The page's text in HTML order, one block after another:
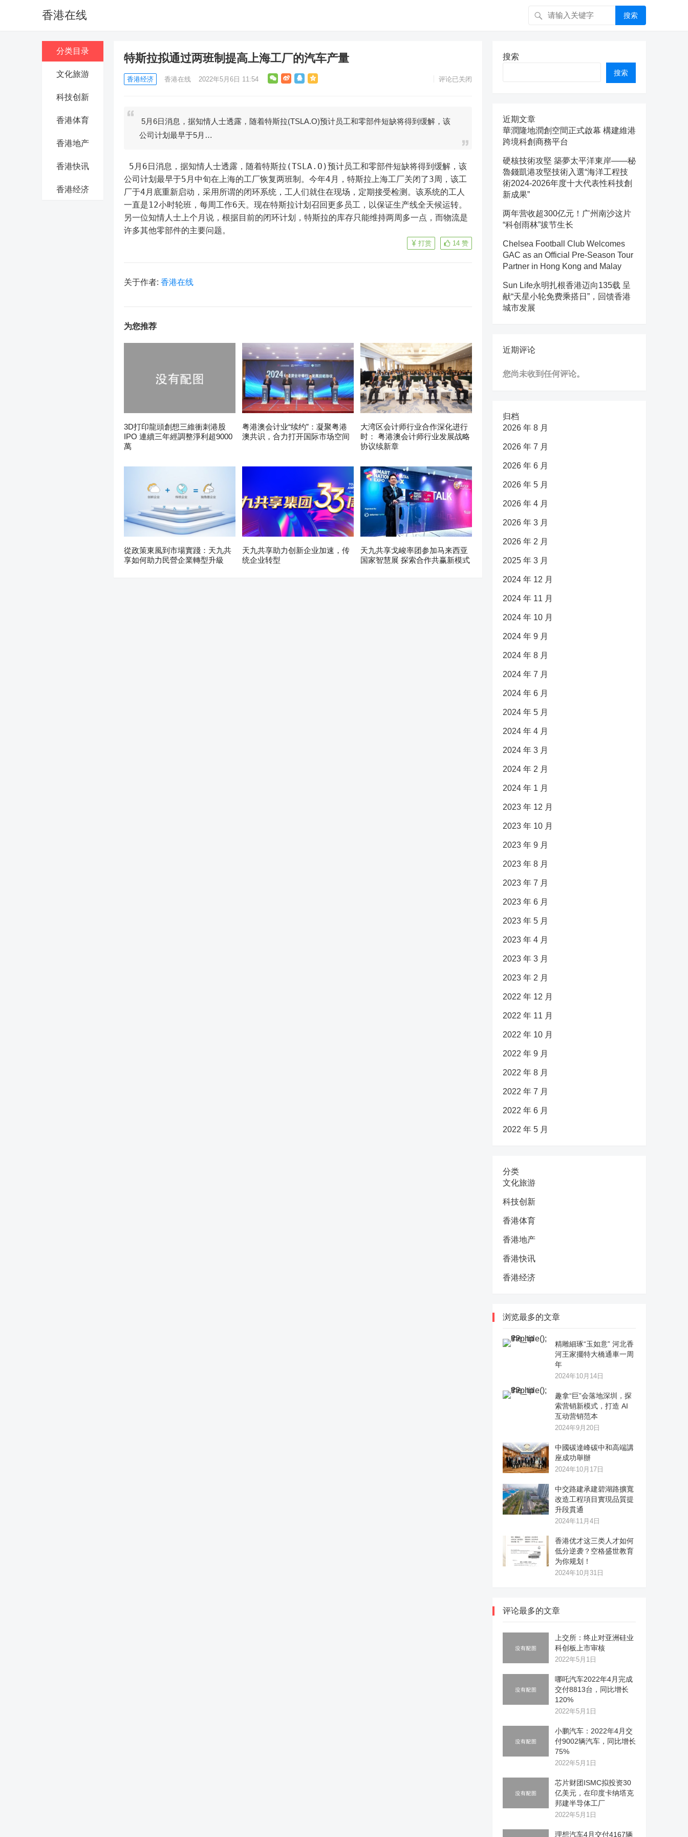
香港在线 搜索
分类目录
文化旅游
科技创新
香港体育
香港地产
香港快讯
香港经济
特斯拉拟通过两班制提高上海工厂的汽车产量
香港经济 香港在线 2022年5月6日 11:54 评论已关闭
5月6日消息，据知情人士透露，随着特斯拉(TSLA.O)预计员工和零部件短缺将得到缓解，该
公司计划最早于5月…
5月6日消息，据知情人士透露，随着特斯拉(TSLA.O)预计员工和零部件短缺将得到缓解，该
公司计划最早于5月中旬在上海的工厂恢复两班制。今年4月，特斯拉上海工厂关闭了3周，该工
厂于4月底重新启动，采用所谓的闭环系统，工人们就住在现场，定期接受检测。该系统的工人
一直是12小时轮班，每周工作6天。现在特斯拉计划召回更多员工，以保证生产线全天候运转。
另一位知情人士上个月说，根据目前的闭环计划，特斯拉的库存只能维持两周多一点，而物流是
许多其他零部件的主要问题。
14 赞
打赏
关于作者: 香港在线
为您推荐
3D打印龍頭創想三維衝刺港股
IPO 連續三年經調整淨利超9000
萬
粤港澳会计业“续约”：凝聚粤港
澳共识，合力打开国际市场空间
大湾区会计师行业合作深化进行
时： 粤港澳会计师行业发展战略
协议续新章
從政策東風到市場實踐：天九共
享如何助力民營企業轉型升級
天九共享助力创新企业加速，传
统企业转型
天九共享戈峻率团参加马来西亚
国家智慧展 探索合作共赢新模式
搜索
搜索
近期文章
華潤隆地潤創空間正式啟幕 構建維港
跨境科創商務平台
硬核技術攻堅 築夢太平洋東岸——秘
魯錢凱港攻堅技術入選“海洋工程技
術2024-2026年度十大代表性科技創
新成果”
两年营收超300亿元！广州南沙这片
“科创雨林”拔节生长
Chelsea Football Club Welcomes
GAC as an Official Pre-Season Tour
Partner in Hong Kong and Malay
Sun Life永明扎根香港迈向135载 呈
献“天星小轮免费乘搭日”，回馈香港
城市发展
近期评论
您尚未收到任何评论。
归档
2026 年 8 月
2026 年 7 月
2026 年 6 月
2026 年 5 月
2026 年 4 月
2026 年 3 月
2026 年 2 月
2025 年 3 月
2024 年 12 月
2024 年 11 月
2024 年 10 月
2024 年 9 月
2024 年 8 月
2024 年 7 月
2024 年 6 月
2024 年 5 月
2024 年 4 月
2024 年 3 月
2024 年 2 月
2024 年 1 月
2023 年 12 月
2023 年 10 月
2023 年 9 月
2023 年 8 月
2023 年 7 月
2023 年 6 月
2023 年 5 月
2023 年 4 月
2023 年 3 月
2023 年 2 月
2022 年 12 月
2022 年 11 月
2022 年 10 月
2022 年 9 月
2022 年 8 月
2022 年 7 月
2022 年 6 月
2022 年 5 月
分类
文化旅游
科技创新
香港体育
香港地产
香港快讯
香港经济
浏览最多的文章
精雕細琢“玉如意” 河北香
河王家擺特大橋通車一周
年
2024年10月14日
趣拿“巨”会落地深圳，探
索营销新模式，打造 AI
互动营销范本
2024年9月20日
中國碳達峰碳中和高端講
座成功舉辦
2024年10月17日
中交路建承建碧湖路擴寬
改造工程項目實現品質提
升段貫通
2024年11月4日
香港优才这三类人才如何
低分逆袭？空格盛世教育
为你规划！
2024年10月31日
评论最多的文章
上交所：终止对亚洲硅业
科创板上市审核
2022年5月1日
哪吒汽车2022年4月完成
交付8813台，同比增长
120%
2022年5月1日
小鹏汽车：2022年4月交
付9002辆汽车，同比增长
75%
2022年5月1日
芯片财团ISMC拟投资30
亿美元，在印度卡纳塔克
邦建半导体工厂
2022年5月1日
理想汽车4月交付4167辆